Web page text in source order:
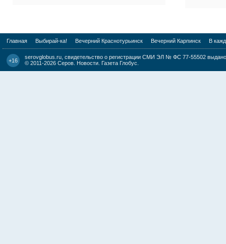
Главная Выбирай-ка! Вечерний Краснотурьинск Вечерний Карпинск В
+16
serovglobus.ru, свидетельство о регистрации СМИ ЭЛ № ФС 77-55502
© 2011-2026 Серов. Новости. Газета Глобус